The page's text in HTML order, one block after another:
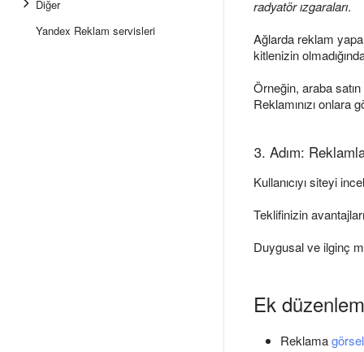
Diğer
Yandex Reklam servisleri
radyatör ızgaraları.
Ağlarda reklam
kitlenizin
Örneğin, araba
Reklamınızı onlara
3. Adım:
Kullanıcıyı siteyi
Teklifinizin
Duygusal ve ilginç
Ek
Reklamagörsel